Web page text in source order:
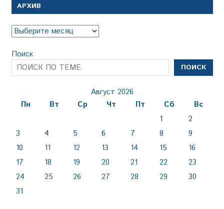
АРХИВ
Архив
Поиск
ПОИСК
Август 2026
Пн
Вт Ср Чт Пт Сб
Вс
1
2
3
4 5 6 7 8
9
10
11 12 13 14 15
16
17
18 19 20 21 22
23
24
25 26 27 28 29
30
31